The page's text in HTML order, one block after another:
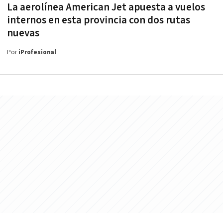
La aerolínea American Jet apuesta a vuelos
internos en esta provincia con dos rutas
nuevas
PoriProfesional